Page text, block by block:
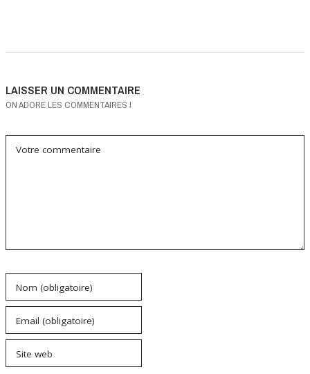
LAISSER UN COMMENTAIRE
ON ADORE LES COMMENTAIRES !
Votre commentaire
Nom (obligatoire)
Email (obligatoire)
Site web